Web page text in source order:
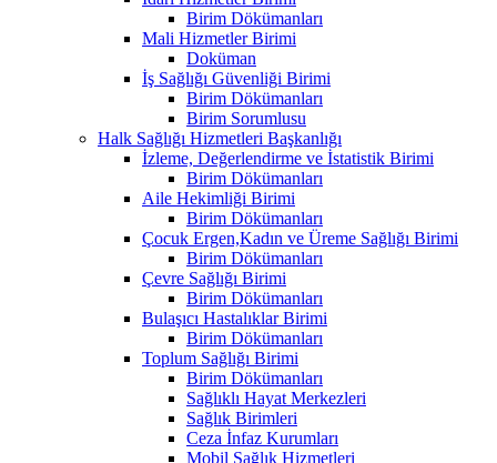
Birim Dökümanları
Mali Hizmetler Birimi
Doküman
İş Sağlığı Güvenliği Birimi
Birim Dökümanları
Birim Sorumlusu
Halk Sağlığı Hizmetleri Başkanlığı
İzleme, Değerlendirme ve İstatistik Birimi
Birim Dökümanları
Aile Hekimliği Birimi
Birim Dökümanları
Çocuk Ergen,Kadın ve Üreme Sağlığı Birimi
Birim Dökümanları
Çevre Sağlığı Birimi
Birim Dökümanları
Bulaşıcı Hastalıklar Birimi
Birim Dökümanları
Toplum Sağlığı Birimi
Birim Dökümanları
Sağlıklı Hayat Merkezleri
Sağlık Birimleri
Ceza İnfaz Kurumları
Mobil Sağlık Hizmetleri